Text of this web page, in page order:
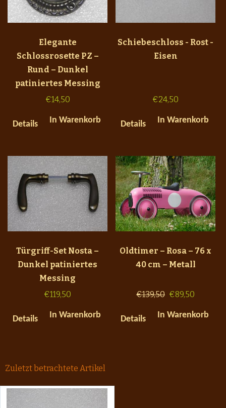
Elegante
Schlossrosette PZ –
Rund – Dunkel
patiniertes Messing
€14,50
Details In Warenkorb
Schiebeschloss - Rost -
Eisen
€24,50
Details In Warenkorb
Türgriff-Set Nosta –
Dunkel patiniertes
Messing
€119,50
Details In Warenkorb
Oldtimer – Rosa – 76 x
40 cm – Metall
€139,50 €89,50
Details In Warenkorb
Zuletzt betrachtete Artikel